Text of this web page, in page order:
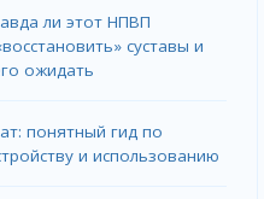
ли этот НПВП
суставы и
ожидать
понятный гид по
и использованию